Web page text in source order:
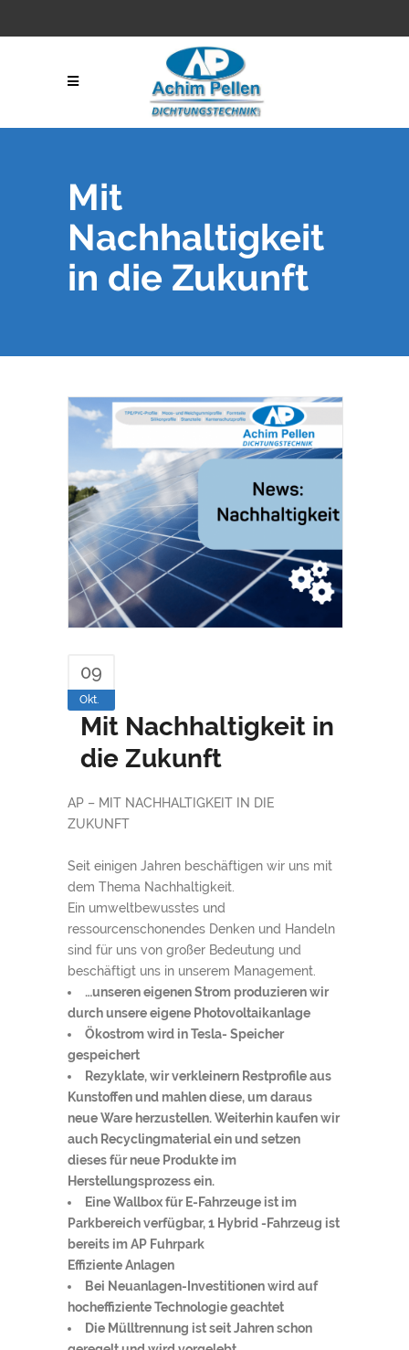
Mit
Nachhaltigkeit
in die Zukunft
09
Okt.
Mit Nachhaltigkeit in
die Zukunft
AP – MIT NACHHALTIGKEIT IN DIE
ZUKUNFT
Seit einigen Jahren beschäftigen wir uns mit
dem Thema Nachhaltigkeit.
Ein umweltbewusstes und
ressourcenschonendes Denken und Handeln
sind für uns von großer Bedeutung und
beschäftigt uns in unserem Management.
…unseren eigenen Strom produzieren wir
durch unsere eigene Photovoltaikanlage
Ökostrom wird in Tesla- Speicher
gespeichert
Rezyklate, wir verkleinern Restprofile aus
Kunstoffen und mahlen diese, um daraus
neue Ware herzustellen. Weiterhin kaufen wir
auch Recyclingmaterial ein und setzen
dieses für neue Produkte im
Herstellungsprozess ein.
Eine Wallbox für E-Fahrzeuge ist im
Parkbereich verfügbar, 1 Hybrid -Fahrzeug ist
bereits im AP Fuhrpark
Effiziente Anlagen
Bei Neuanlagen-Investitionen wird auf
hocheffiziente Technologie geachtet
Die Mülltrennung ist seit Jahren schon